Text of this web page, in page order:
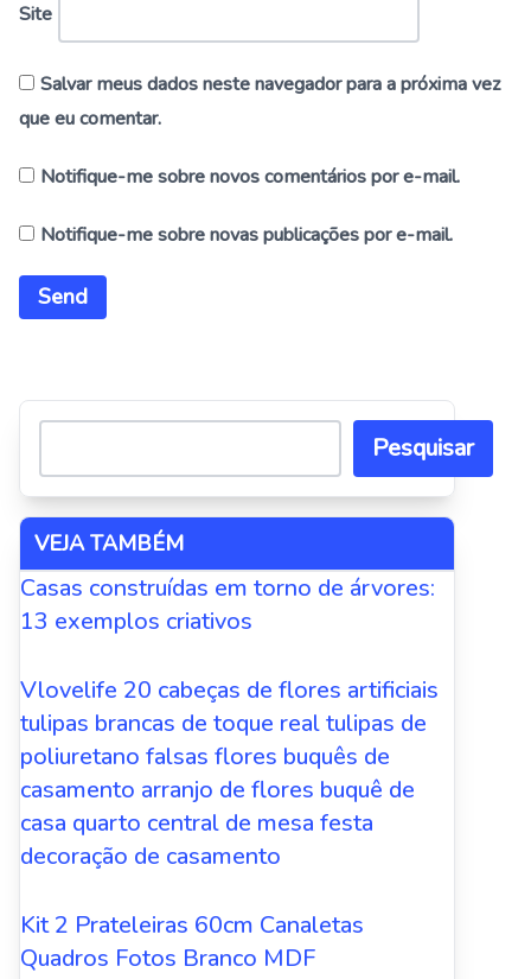
Site
Salvar meus dados neste navegador para a próxima vez
que eu comentar.
Notifique-me sobre novos comentários por e-mail.
Notifique-me sobre novas publicações por e-mail.
Pesquisar
VEJA TAMBÉM
Casas construídas em torno de árvores:
13 exemplos criativos
Vlovelife 20 cabeças de flores artificiais
tulipas brancas de toque real tulipas de
poliuretano falsas flores buquês de
casamento arranjo de flores buquê de
casa quarto central de mesa festa
decoração de casamento
Kit 2 Prateleiras 60cm Canaletas
Quadros Fotos Branco MDF